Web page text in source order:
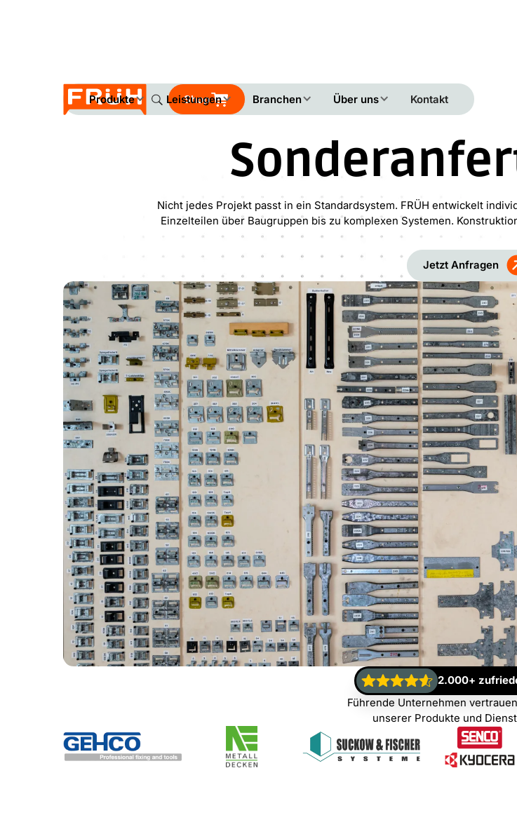
Produkte Leistungen Branchen Über uns Kontakt
Shop
Nicht jedes Projekt passt in ein Standardsystem. FRÜH entwickelt
Einzelteilen über Baugruppen bis zu komplexen Systemen.
Jetzt Anfragen
2.000+
Führende Unternehmen
unserer Produkte und